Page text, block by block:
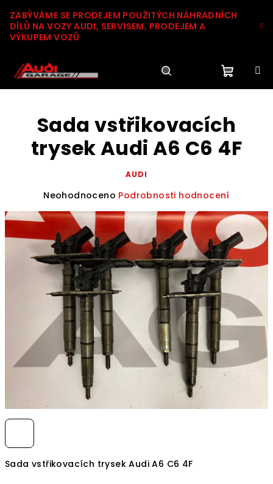
na
obsah
ZABÝVÁME SE PRODEJEM POUŽITÝCH NÁHRADNÍCH
DÍLŮ NA VOZY AUDI, SERVISEM, PRODEJEM A
VÝKUPEM VOZŮ
HledatPřihlášení
košík
Sada vstřikovacích trysek Audi A6 C6 4F
Sada vstřikovacích
trysek Audi A6 C6 4F
AUDI
Průměrné
produktu
0,0
z
5
hvězdiček.
Neohodnoceno Podrobnosti hodnocení